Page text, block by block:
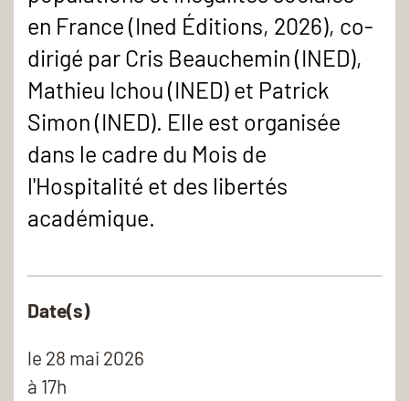
en France (Ined Éditions, 2026), co-
dirigé par Cris Beauchemin (INED),
Mathieu Ichou (INED) et Patrick
Simon (INED). Elle est organisée
dans le cadre du Mois de
l'Hospitalité et des libertés
académique.
Date(s)
le 28 mai 2026
à 17h